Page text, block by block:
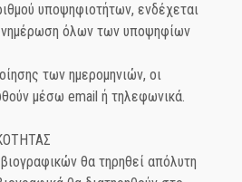
υποψηφιοτήτων, ενδέχεται
όλων των υποψηφίων
των ημερομηνιών, οι
μέσω email ή τηλεφωνικά.
θα τηρηθεί απόλυτη